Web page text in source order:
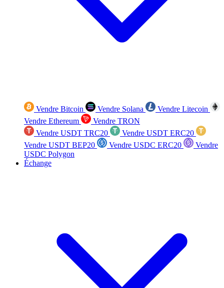
Vendre Bitcoin Vendre Solana
Vendre Litecoin
Vendre Ethereum
Vendre TRON
Vendre USDT TRC20
Vendre USDT ERC20
Vendre USDT BEP20
Vendre USDC ERC20
Vendre
USDC Polygon
Échange